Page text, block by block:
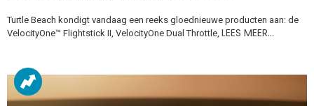
Turtle Beach kondigt vandaag een reeks gloednieuwe producten aan: de
VelocityOne™ Flightstick II, VelocityOne Dual Throttle, LEES MEER…